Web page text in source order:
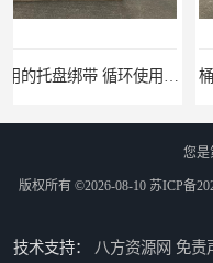
桶装
您是
版权所有 ©2026-08-10 苏ICP备
技术支持： 八方资源网 免责